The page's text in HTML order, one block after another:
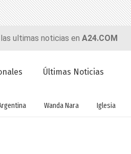
ultimas noticias en A24.COM
Últimas Noticias
Wanda Nara Iglesia